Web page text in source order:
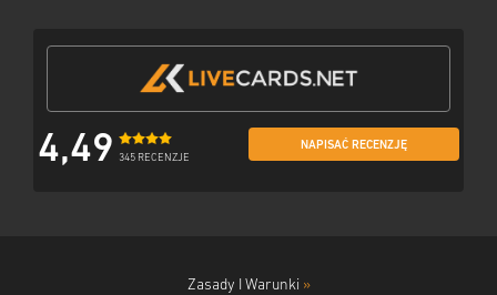
4,49 345 RECENZJE
NAPISAĆ RECENZJĘ
Zasady I Warunki »